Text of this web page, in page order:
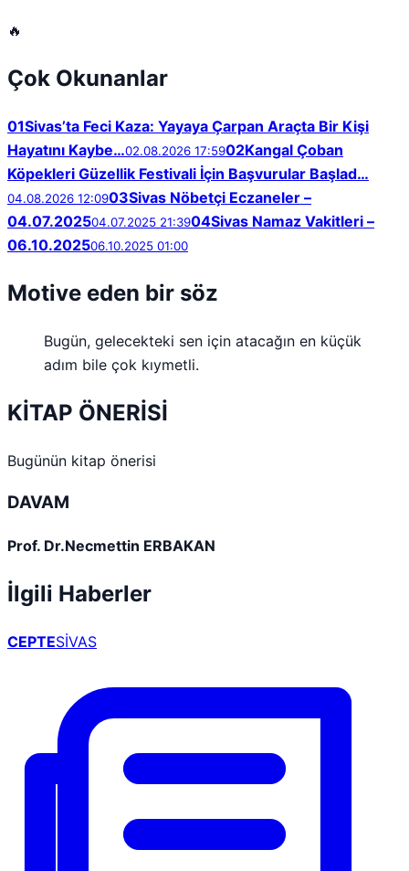
🔥
Çok Okunanlar
01Sivas’ta Feci Kaza: Yayaya Çarpan Araçta Bir Kişi
Hayatını Kaybe…02.08.2026 17:5902Kangal Çoban
Köpekleri Güzellik Festivali İçin Başvurular Başlad…
04.08.2026 12:0903Sivas Nöbetçi Eczaneler –
04.07.202504.07.2025 21:3904Sivas Namaz Vakitleri –
06.10.202506.10.2025 01:00
Motive eden bir söz
Bugün, gelecekteki sen için atacağın en küçük
adım bile çok kıymetli.
KİTAP ÖNERİSİ
Bugünün kitap önerisi
DAVAM
Prof. Dr.Necmettin ERBAKAN
İlgili Haberler
CEPTESİVAS